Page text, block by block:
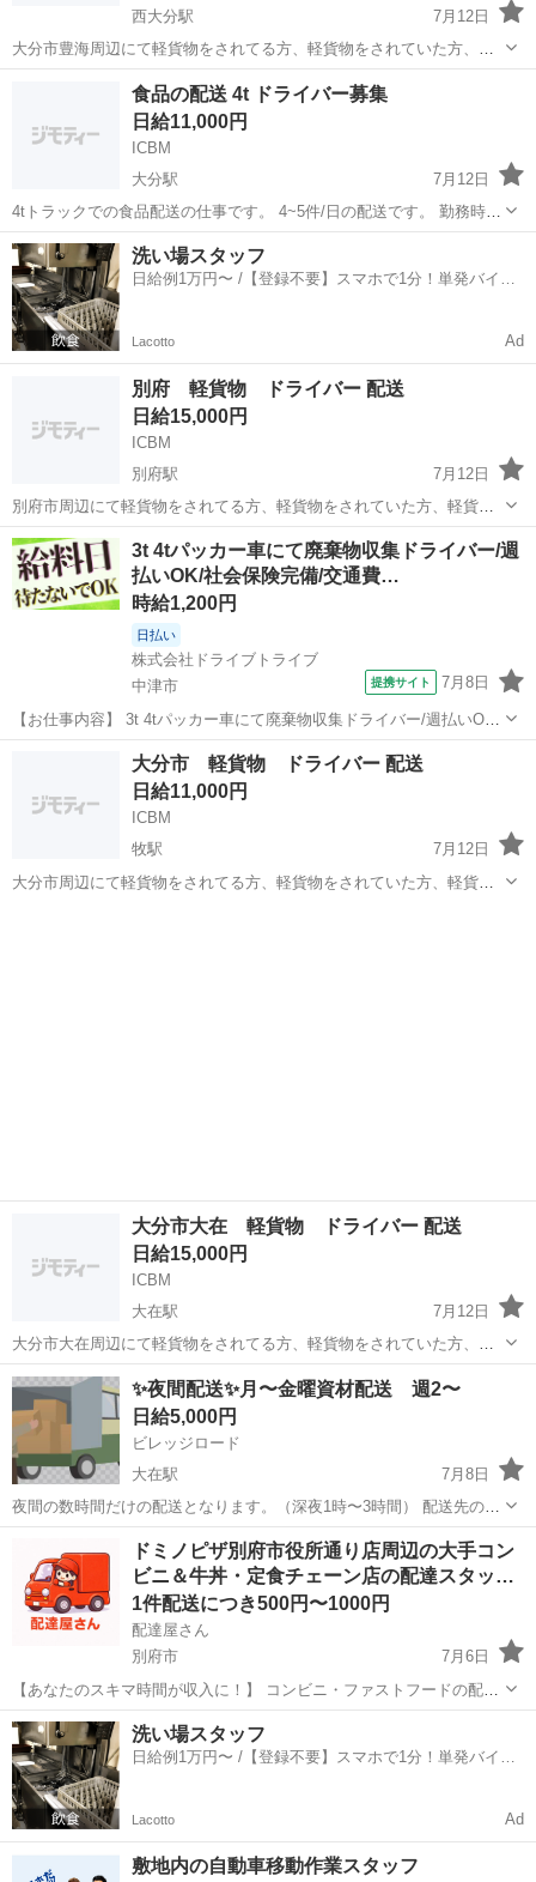
西大分駅
7月12日
大分市豊海周辺にて軽貨物をされてる方、軽貨物をされていた方、軽
貨物に興味がある方を探しています。 6時頃~18時頃まで 配達件数 平
均65件 R4.9/8時点 日.祝日 休み 詳しい内容や金額は改めてご説明致し
西大分駅 配送 貨物
食品の配送 4t ドライバー募集
日給11,000円
ICBM
大分駅
7月12日
4tトラックでの食品配送の仕事です。 4~5件/日の配送です。 勤務時間
は23時~9時or24時~10時 2名募集 週1日でお休みです。 前もって言っ
て頂ければお休みの調整可能 研修期間有り その他の詳細はご連絡くだ
さい...
大分 大分市 大分駅
洗い場スタッフ
日給例1万円〜 /【登録不要】スマホで1分！単発バイト
Lacotto Ad
別府 軽貨物 ドライバー 配送
日給15,000円
ICBM
別府駅
7月12日
別府市周辺にて軽貨物をされてる方、軽貨物をされていた方、軽貨物
に興味がある方を探しています。 ※日給はあくまでの金額です。 詳し
い内容や金額は改めてご説明致します。 別府 軽貨物 ドライバー
配送
大分 別府市 別府駅 配送 貨物
3t 4tパッカー車にて廃棄物収集ドライバー/週
払いOK/社会保険完備/交通費…
時給1,200円
日払い
株式会社ドライブトライブ
中津市
提携サイト 7月8日
【お仕事内容】 3t 4tパッカー車にて廃棄物収集ドライバー/週払いOK/
社会保険完備/交通費支給/中津市 働きやすい日勤帯！日払いあり！ 勤
務地： 大分県中津市 ＼フルタイムのお仕事です。本職として専念して
配送
大分市 軽貨物 ドライバー 配送
日給11,000円
ICBM
牧駅
7月12日
大分市周辺にて軽貨物をされてる方、軽貨物をされていた方、軽貨物
大分市大在 軽貨物 ドライバー 配送
日給15,000円
ICBM
大在駅
7月12日
大分市大在周辺にて軽貨物をされてる方、軽貨物をされていた方、軽
貨物に興味がある方を探しています。 ※日給はあくまでの金額です。
詳しい内容や金額は改めてご説明致します。 大分市大在 軽貨物
ドライバー 配送
大分 大分市 大在駅 配送 貨物
✨️夜間配送✨️月〜金曜資材配送 週2〜
日給5,000円
ビレッジロード
大在駅
7月8日
夜間の数時間だけの配送となります。（深夜1時〜3時間） 配送先の軒
まで車で運びますので大変な作業ではありません。全てルート配送
（エリアで置き配）となります。１日15件程度で1件辺り2〜4分です。
詳しくは面接時にご説明しま...
大在駅 配送 夜間
ドミノピザ別府市役所通り店周辺の大手コン
ビニ＆牛丼・定食チェーン店の配達スタッ…
1件配送につき500円〜1000円
配達屋さん
別府市
7月6日
【あなたのスキマ時間が収入に！】 コンビニ・ファストフードの配達
バイト、始めませんか？ アプリで空いた時間にサクッと配達！ 配達す
るかどうかは、オファーを見てその場で自由に決められます♪
―――――――――― ...
大分 別府市 配送
洗い場スタッフ
日給例1万円〜 /【登録不要】スマホで1分！単発バイト
Lacotto Ad
敷地内の自動車移動作業スタッフ